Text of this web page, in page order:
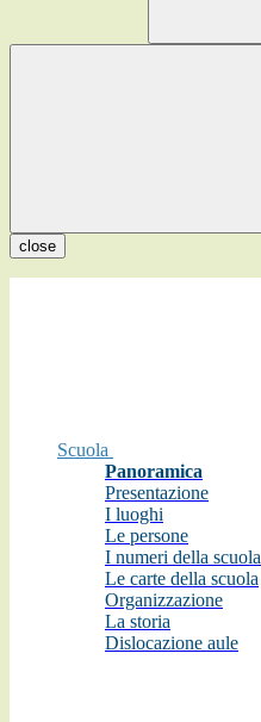
close
Scuola
Panoramica
Presentazione
I luoghi
Le persone
I numeri della scuola
Le carte della scuola
Organizzazione
La storia
Dislocazione aule